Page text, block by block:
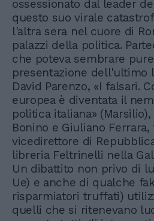
ossessionato dal leader
questo suo virale
l'altra sera nel cuore di
palazzi della politica.
che poteva sembrare
presentazione dell'ultimo
David Parenzo, «I falsari.
europea è diventata il
politica italiana»
Bonino e Giuliano
vicedirettore di
libreria Feltrinelli nella
Un dibattito non privo di
Ue) e anche di qualche
risparmiatori truffati)
quelli che si ritenevano